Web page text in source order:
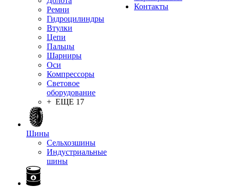
Ремни
Гидроцилиндры
Втулки
Цепи
Пальцы
Шарниры
Оси
Компрессоры
Световое
оборудование
+ ЕЩЕ 17
Шины
Сельхозшины
Индустриальные
шины
Контакты